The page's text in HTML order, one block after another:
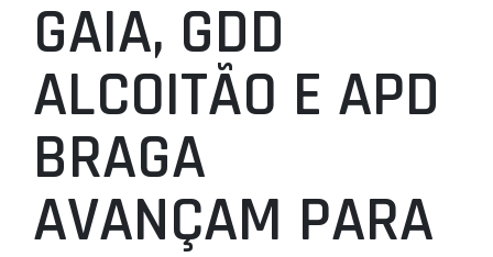
COMPETIÇÕES
ASSOCIAÇÕES
CLUBES
AGENTES
AGENDA
SELEÇÕES
MINIBASQUETE
GAIA, GDD
ALCOITÃO E APD
BRAGA
AVANÇAM PARA